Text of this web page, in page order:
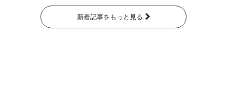
新着記事をもっと見る